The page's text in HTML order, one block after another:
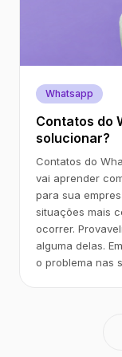
Whatsapp
Contatos do
solucionar?
Contatos do
vai aprender
para sua
situações mais
ocorrer.
alguma delas.
o problema nas